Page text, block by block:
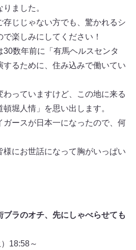
ました。
じじゃない方でも、驚かれるシ
楽しみにしてください！
数年前に「有馬ヘルスセンタ
するために、住み込みで働いてい
っていますけど、この地に来る
堀人情」を思い出します。
ガースが日本一になったので、何
にお世話になって胸がいっぱい
ブラのオチ、先にしゃべらせても
18:58～